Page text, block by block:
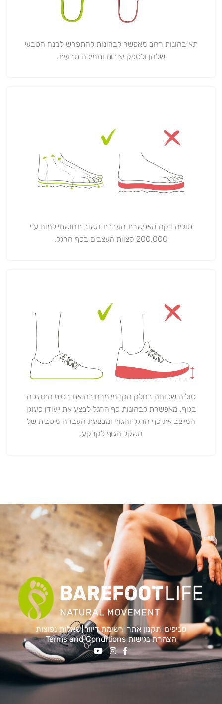
תא בהונות רחב מאפשר לבהונות להתפרש למנח הטבעי
שלהן ולספק יציבות ותמיכה טבעית.
סוליה דקה מאפשרת העברת משוב תחושתי למוח ע"י
200,000 קצוות העצבים בכף הרגל.
סוליה שטוחה בחלק הקדמי מרחיבה את בסיס התמיכה
בגוף, מאפשרת לבהונות כף הרגל לבצע את ייעודן כעוגן
המייצב את כף הרגל והגוף ומבצעת העברה מיטבית של
משקל הגוף לקרקע.
סניפים תקנון אתר רשימת דיוור שאלות נפוצות
הצהרת נגישות Terms and Conditions